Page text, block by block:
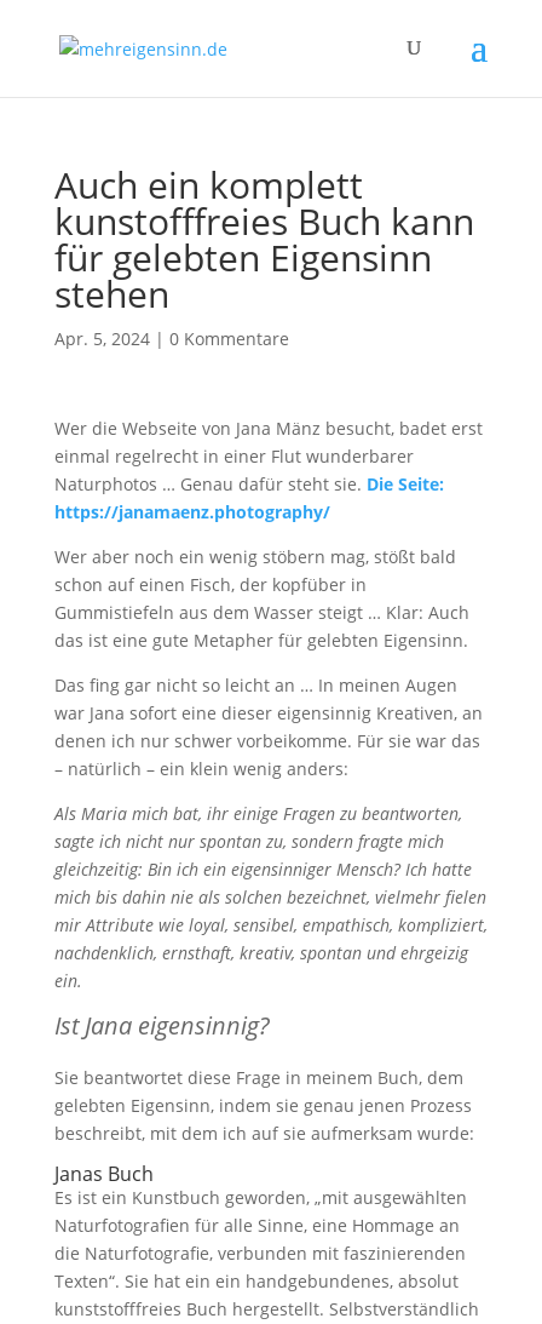
Auch ein komplett
kunstofffreies Buch kann
für gelebten Eigensinn
stehen
Apr. 5, 2024| 0 Kommentare
Wer die Webseite von Jana Mänz besucht, badet erst
einmal regelrecht in einer Flut wunderbarer
Naturphotos … Genau dafür steht sie. Die Seite:
https://janamaenz.photography/
Wer aber noch ein wenig stöbern mag, stößt bald
schon auf einen Fisch, der kopfüber in
Gummistiefeln aus dem Wasser steigt … Klar: Auch
das ist eine gute Metapher für gelebten Eigensinn.
Das fing gar nicht so leicht an … In meinen Augen
war Jana sofort eine dieser eigensinnig Kreativen, an
denen ich nur schwer vorbeikomme. Für sie war das
– natürlich – ein klein wenig anders:
Als Maria mich bat, ihr einige Fragen zu beantworten,
sagte ich nicht nur spontan zu, sondern fragte mich
gleichzeitig: Bin ich ein eigensinniger Mensch? Ich hatte
mich bis dahin nie als solchen bezeichnet, vielmehr fielen
mir Attribute wie loyal, sensibel, empathisch, kompliziert,
nachdenklich, ernsthaft, kreativ, spontan und ehrgeizig
ein.
Ist Jana eigensinnig?
Sie beantwortet diese Frage in meinem Buch, dem
gelebten Eigensinn, indem sie genau jenen Prozess
beschreibt, mit dem ich auf sie aufmerksam wurde:
Janas Buch
Es ist ein Kunstbuch geworden, „mit ausgewählten
Naturfotografien für alle Sinne, eine Hommage an
die Naturfotografie, verbunden mit faszinierenden
Texten“. Sie hat ein ein handgebundenes, absolut
kunststofffreies Buch hergestellt. Selbstverständlich